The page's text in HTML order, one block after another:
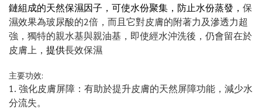
鏈組成的天然保濕因子，可使水份聚集，防止水份蒸發 ， 保
濕效果為玻尿酸的2倍，而且它對皮膚的附著力及滲透力超
強，獨特的親水基與親油基，即使經水沖洗後，仍會留在於
皮膚上， 提供長效保濕
主要功效:
1. 強化皮膚屏障：有助於提升皮膚的天然屏障功能，減少水
分流失。